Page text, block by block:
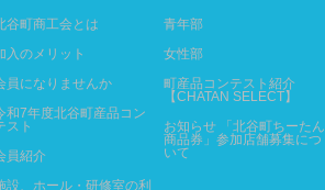
谷町商工会とは
入のメリット
員になりませんか
和7年度北谷町産品コン
スト
員紹介
設、ホール・研修室の利
青年部
女性部
町産品コンテスト紹介
【CHATAN SELECT】
お知らせ 「北谷町ちーたん
商品券」参加店舗募集につ
いて